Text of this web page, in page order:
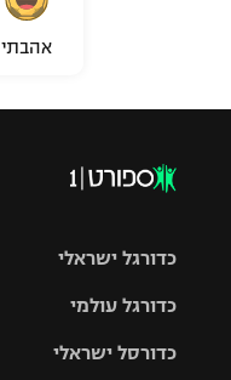
אהבתי
כדורגל ישראלי
כדורגל עולמי
כדורסל ישראלי